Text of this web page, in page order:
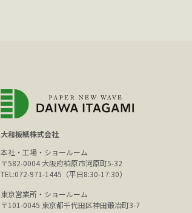
大和板紙株式会社
本社・工場・ショールーム
〒582-0004 大阪府柏原市河原町5-32
TEL:072-971-1445（平日8:30-17:30）
東京営業所・ショールーム
〒101-0045 東京都千代田区神田鍛冶町3-7